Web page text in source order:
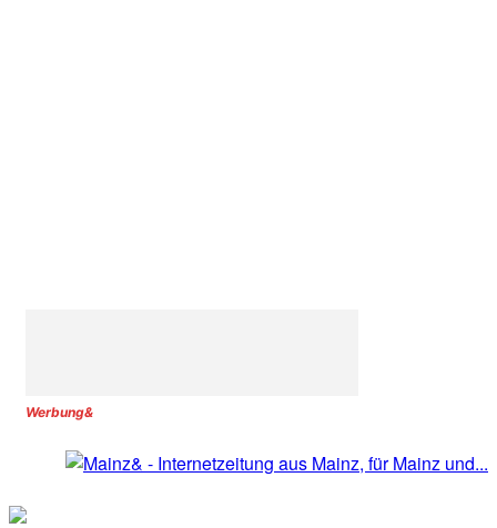
Werbung&